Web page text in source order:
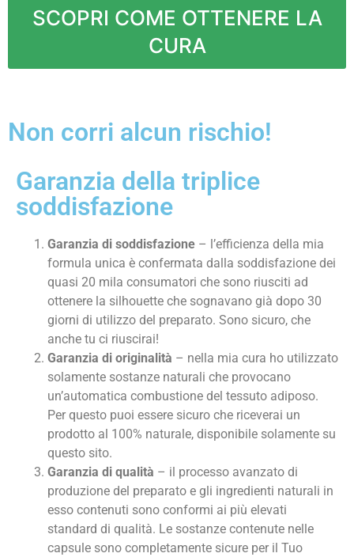
SCOPRI COME OTTENERE LA
CURA
Non corri alcun rischio!
Garanzia della triplice
soddisfazione
Garanzia di soddisfazione – l’efficienza della mia
formula unica è confermata dalla soddisfazione dei
quasi 20 mila consumatori che sono riusciti ad
ottenere la silhouette che sognavano già dopo 30
giorni di utilizzo del preparato. Sono sicuro, che
anche tu ci riuscirai!
Garanzia di originalità – nella mia cura ho utilizzato
solamente sostanze naturali che provocano
un’automatica combustione del tessuto adiposo.
Per questo puoi essere sicuro che riceverai un
prodotto al 100% naturale, disponibile solamente su
questo sito.
Garanzia di qualità – il processo avanzato di
produzione del preparato e gli ingredienti naturali in
esso contenuti sono conformi ai più elevati
standard di qualità. Le sostanze contenute nelle
capsule sono completamente sicure per il Tuo